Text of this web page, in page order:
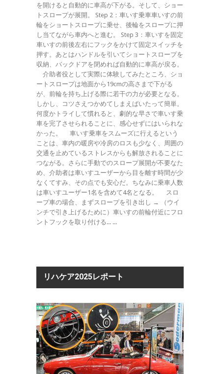
を開けると自動的に車高が下がる。そして、ショー
トスロープが展開。 Step 2：車いす乗車車いすの前
輪をショートスロープに乗せ、後輪をスロープに押
し当てながら車内へと進む。 Step 3：車いすを固定
車いすの前後左右にフックをかけて固定スイッチを
押す。あとはハンドルを引いてショートスロープを
収納、バックドアを閉めれば自動的に車高が戻る。
介助者役として実際に体験してみたところ、ショ
ートスロープは地面から19cmの高さまで下がる
が、前輪を持ち上げる際に若干の力が必要となる。
しかし、コツさえつかめてしまえばいたって簡単。
何度かトライして慣れると、劇的な早さで車いす乗
車を完了させられることに、感心せずにはいられな
かった。 車いす乗車をスムーズに行えるという
ことは、車内の暖房や冷房のロスも少なく、周囲の
交通を止めているストレスからも解放されることに
つながる。さらに手動でのスロープ展開が不要なた
め、介助者は車いすユーザーから目を離す時間が少
なくてすみ、その点でも安心だ。ちなみに乗車人数
は車いすユーザー1名を含めて4名となる。 スロ
ープ車の場合、まずスロープを引き出し → （ウイ
ンチで引き上げるために）車いすの前輪付近にフロ
ントフックを取り付ける... ...
リハケア2025レポート